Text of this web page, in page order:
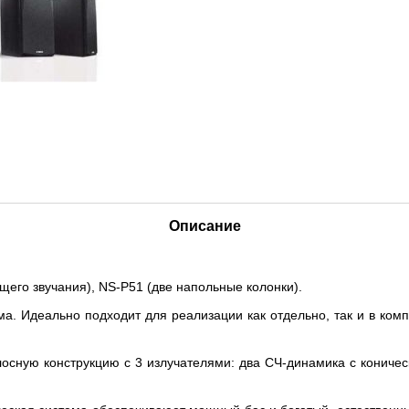
Описание
звучания), NS-P51 (две напольные колонки).
Идеально подходит для реализации как отдельно, так и в
конструкцию с 3 излучателями: два СЧ-динамика с